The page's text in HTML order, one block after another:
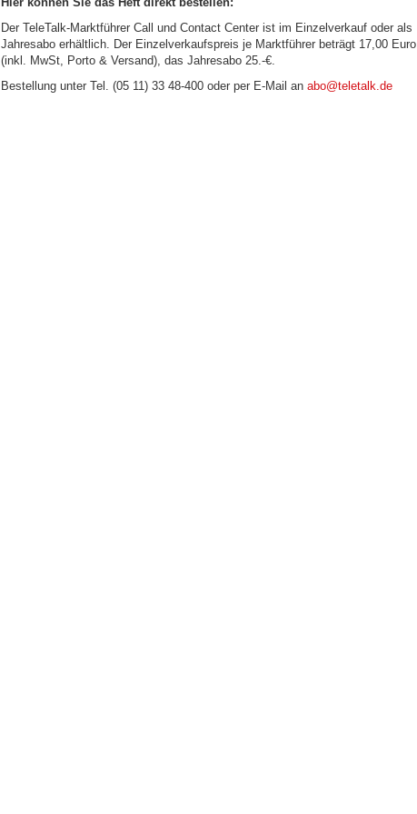
Der TeleTalk-Marktführer Call und Contact Center ist im Einzelverkauf oder als
Jahresabo erhältlich. Der Einzelverkaufspreis je Marktführer beträgt 17,00 Euro
(inkl. MwSt, Porto & Versand), das Jahresabo 25.-€.
Bestellung unter Tel. (05 11) 33 48-400 oder per E-Mail an abo@teletalk.de